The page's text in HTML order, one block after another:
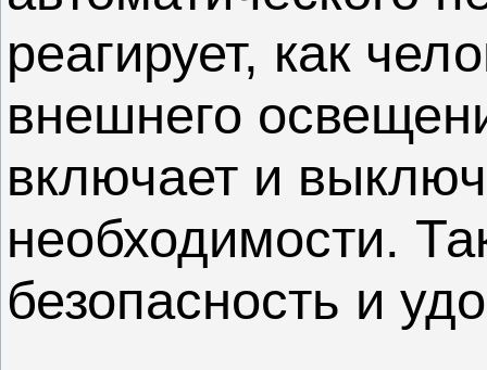
реагирует, как
внешнего
включает и
необходимости.
безопасность и